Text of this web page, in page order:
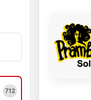
712